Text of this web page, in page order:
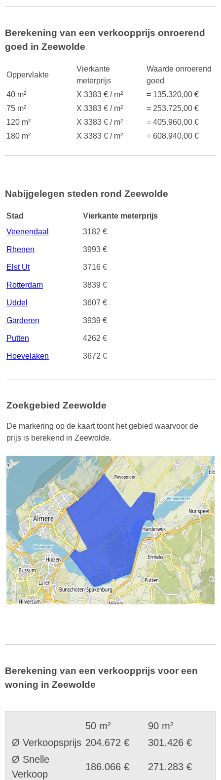
Berekening van een verkoopprijs onroerend
goed in Zeewolde
Oppervlakte
Vierkante
meterprijs
Waarde onroerend
goed
40 m²
X 3383 € / m²
= 135.320,00 €
75 m²
X 3383 € / m²
= 253.725,00 €
120 m²
X 3383 € / m²
= 405.960,00 €
180 m²
X 3383 € / m² = 608.940,00 €
Nabijgelegen steden rond Zeewolde
Stad
Vierkante meterprijs
Veenendaal
3182 €
Rhenen 3993 €
Elst Ut 3716 €
Rotterdam 3839 €
Uddel 3607 €
Garderen 3939 €
Putten 4262 €
Hoevelaken 3672 €
Zoekgebied Zeewolde
De markering op de kaart toont het gebied waarvoor de
prijs is berekend in Zeewolde.
Berekening van een verkoopprijs voor een
woning in Zeewolde
50 m²
90 m²
Ø Verkoopsprijs 204.672 €
301.426 €
Ø Snelle
Verkoop
186.066 € 271.283 €